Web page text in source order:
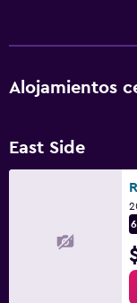
Alojamientos
East Side